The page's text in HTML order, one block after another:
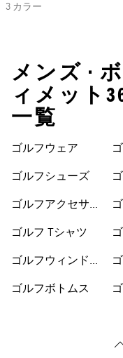
3 カラー
メンズ •
ィメット
一覧
ゴルフウェア
ゴルフシューズ
ゴルフアクセサリ
ゴルフ Tシャツ
ゴルフウィンドブ
ゴルフボトムス